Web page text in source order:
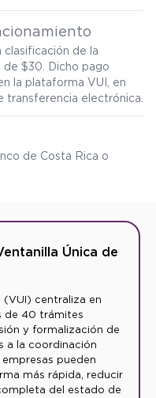
de la
$30. Dicho pago
la plataforma VUI, en
transferencia electrónica.
de Costa Rica o
Única de
(VUI) centraliza en
de 40 trámites
y formalización de
a la coordinación
pueden
más rápida, reducir
del estado de